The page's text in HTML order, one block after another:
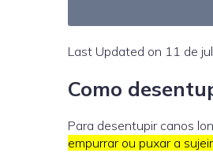
Last Updated on 11 de
Como
Para desentupir canos
empurrar ou puxar a